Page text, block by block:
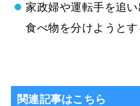
家政婦や運転手を追
食べ物を分けようと
関連記事はこちら